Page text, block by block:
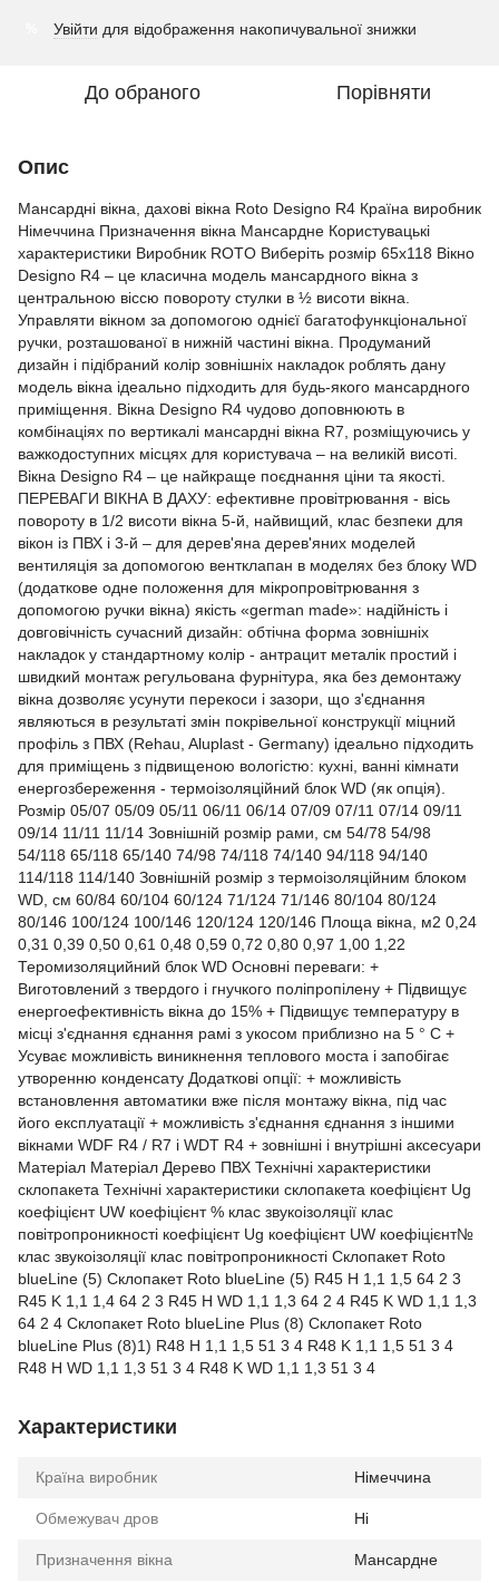
Увійти для відображення накопичувальної знижки
До обраного Порівняти
Опис
Мансардні вікна, дахові вікна Roto Designo R4 Країна виробник
Німеччина Призначення вікна Мансардне Користувацькі
характеристики Виробник ROTO Виберіть розмір 65x118 Вікно
Designo R4 – це класична модель мансардного вікна з
центральною віссю повороту стулки в ½ висоти вікна.
Управляти вікном за допомогою однієї багатофункціональної
ручки, розташованої в нижній частині вікна. Продуманий
дизайн і підібраний колір зовнішніх накладок роблять дану
модель вікна ідеально підходить для будь-якого мансардного
приміщення. Вікна Designo R4 чудово доповнюють в
комбінаціях по вертикалі мансардні вікна R7, розміщуючись у
важкодоступних місцях для користувача – на великій висоті.
Вікна Designo R4 – це найкраще поєднання ціни та якості.
ПЕРЕВАГИ ВІКНА В ДАХУ: ефективне провітрювання - вісь
повороту в 1/2 висоти вікна 5-й, найвищий, клас безпеки для
вікон із ПВХ і 3-й – для дерев'яна дерев'яних моделей
вентиляція за допомогою вентклапан в моделях без блоку WD
(додаткове одне положення для мікропровітрювання з
допомогою ручки вікна) якість «german made»: надійність і
довговічність сучасний дизайн: обтічна форма зовнішніх
накладок у стандартному колір - антрацит металік простий і
швидкий монтаж регульована фурнітура, яка без демонтажу
вікна дозволяє усунути перекоси і зазори, що з'єднання
являються в результаті змін покрівельної конструкції міцний
профіль з ПВХ (Rehau, Aluplast - Germany) ідеально підходить
для приміщень з підвищеною вологістю: кухні, ванні кімнати
енергозбереження - термоізоляційний блок WD (як опція).
Розмір 05/07 05/09 05/11 06/11 06/14 07/09 07/11 07/14 09/11
09/14 11/11 11/14 Зовнішній розмір рами, см 54/78 54/98
54/118 65/118 65/140 74/98 74/118 74/140 94/118 94/140
114/118 114/140 Зовнішній розмір з термоізоляційним блоком
WD, см 60/84 60/104 60/124 71/124 71/146 80/104 80/124
80/146 100/124 100/146 120/124 120/146 Площа вікна, м2 0,24
0,31 0,39 0,50 0,61 0,48 0,59 0,72 0,80 0,97 1,00 1,22
Теромизоляцийний блок WD Основні переваги: +
Виготовлений з твердого і гнучкого поліпропілену + Підвищує
енергоефективність вікна до 15% + Підвищує температуру в
місці з'єднання єднання рамі з укосом приблизно на 5 ° C +
Усуває можливість виникнення теплового моста і запобігає
утворенню конденсату Додаткові опції: + можливість
встановлення автоматики вже після монтажу вікна, під час
його експлуатації + можливість з'єднання єднання з іншими
вікнами WDF R4 / R7 i WDT R4 + зовнішні і внутрішні аксесуари
Матеріал Матеріал Дерево ПВХ Технічні характеристики
склопакета Технічні характеристики склопакета коефіцієнт Ug
коефіцієнт UW коефіцієнт % клас звукоізоляції клас
повітропроникності коефіцієнт Ug коефіцієнт UW коефіцієнт№
клас звукоізоляції клас повітропроникності Склопакет Roto
blueLine (5) Склопакет Roto blueLine (5) R45 H 1,1 1,5 64 2 3
R45 K 1,1 1,4 64 2 3 R45 H WD 1,1 1,3 64 2 4 R45 K WD 1,1 1,3
64 2 4 Склопакет Roto blueLine Plus (8) Склопакет Roto
blueLine Plus (8)1) R48 H 1,1 1,5 51 3 4 R48 K 1,1 1,5 51 3 4
R48 H WD 1,1 1,3 51 3 4 R48 K WD 1,1 1,3 51 3 4
Характеристики
Країна виробник Німеччина
Обмежувач дров Ні
Призначення вікна Мансардне